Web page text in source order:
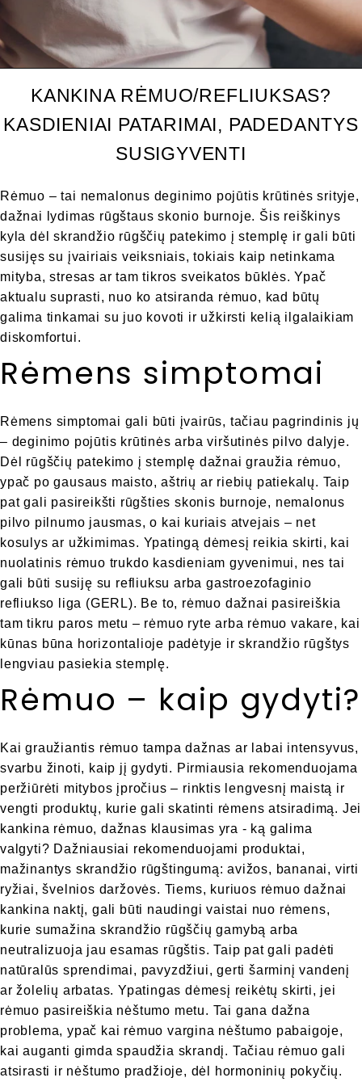
KANKINA RĖMUO/REFLIUKSAS?
KASDIENIAI PATARIMAI, PADEDANTYS
SUSIGYVENTI
Rėmuo – tai nemalonus deginimo pojūtis krūtinės srityje,
dažnai lydimas rūgštaus skonio burnoje. Šis reiškinys
kyla dėl skrandžio rūgščių patekimo į stemplę ir gali būti
susijęs su įvairiais veiksniais, tokiais kaip netinkama
mityba, stresas ar tam tikros sveikatos būklės. Ypač
aktualu suprasti, nuo ko atsiranda rėmuo, kad būtų
galima tinkamai su juo kovoti ir užkirsti kelią ilgalaikiam
diskomfortui.
Rėmens simptomai
Rėmens simptomai gali būti įvairūs, tačiau pagrindinis jų
– deginimo pojūtis krūtinės arba viršutinės pilvo dalyje.
Dėl rūgščių patekimo į stemplę dažnai graužia rėmuo,
ypač po gausaus maisto, aštrių ar riebių patiekalų. Taip
pat gali pasireikšti rūgšties skonis burnoje, nemalonus
pilvo pilnumo jausmas, o kai kuriais atvejais – net
kosulys ar užkimimas. Ypatingą dėmesį reikia skirti, kai
nuolatinis rėmuo trukdo kasdieniam gyvenimui, nes tai
gali būti susiję su refliuksu arba gastroezofaginio
refliukso liga (GERL). Be to, rėmuo dažnai pasireiškia
tam tikru paros metu – rėmuo ryte arba rėmuo vakare, kai
kūnas būna horizontalioje padėtyje ir skrandžio rūgštys
lengviau pasiekia stemplę.
Rėmuo – kaip gydyti?
Kai graužiantis rėmuo tampa dažnas ar labai intensyvus,
svarbu žinoti, kaip jį gydyti. Pirmiausia rekomenduojama
peržiūrėti mitybos įpročius – rinktis lengvesnį maistą ir
vengti produktų, kurie gali skatinti rėmens atsiradimą. Jei
kankina rėmuo, dažnas klausimas yra - ką galima
valgyti? Dažniausiai rekomenduojami produktai,
mažinantys skrandžio rūgštingumą: avižos, bananai, virti
ryžiai, švelnios daržovės. Tiems, kuriuos rėmuo dažnai
kankina naktį, gali būti naudingi vaistai nuo rėmens,
kurie sumažina skrandžio rūgščių gamybą arba
neutralizuoja jau esamas rūgštis. Taip pat gali padėti
natūralūs sprendimai, pavyzdžiui, gerti šarminį vandenį
ar žolelių arbatas. Ypatingas dėmesį reikėtų skirti, jei
rėmuo pasireiškia nėštumo metu. Tai gana dažna
problema, ypač kai rėmuo vargina nėštumo pabaigoje,
kai auganti gimda spaudžia skrandį. Tačiau rėmuo gali
atsirasti ir nėštumo pradžioje, dėl hormoninių pokyčių.